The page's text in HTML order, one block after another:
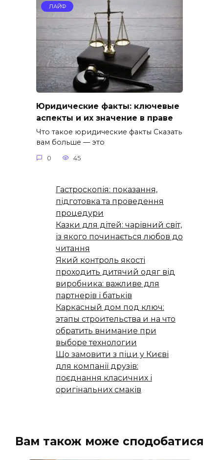
ЛАЙФ
Юридические факты: ключевые
аспекты и их значение в праве
Что такое юридические факты Сказать
вам больше — это
0 45
Гастроскопія: показання,
підготовка та проведення
процедури
Казки для дітей: чарівний світ,
із якого починається любов до
читання
Який контроль якості
проходить дитячий одяг від
виробника: важливе для
партнерів і батьків
Каркасный дом под ключ:
этапы строительства и на что
обратить внимание при
выборе технологии
Що замовити з піци у Києві
для компанії друзів:
поєднання класичних і
оригінальних смаків
Вам також може сподобатися